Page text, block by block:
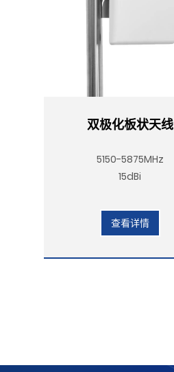
双极化板状天线
5150-5875MHz
15dBi
查看详情